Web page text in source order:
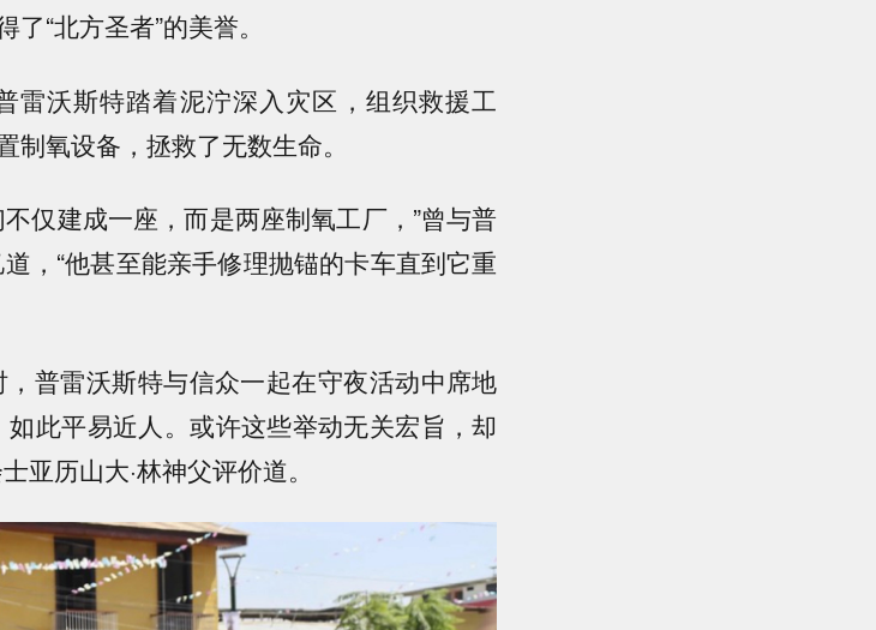
“北方圣者”的美誉。
雷沃斯特踏着泥泞深入灾区，组织救援工
氧设备，拯救了无数生命。
仅建成一座，而是两座制氧工厂，”曾与普
，“他甚至能亲手修理抛锚的卡车直到它重
普雷沃斯特与信众一起在守夜活动中席地
此平易近人。或许这些举动无关宏旨，却
亚历山大·林神父评价道。